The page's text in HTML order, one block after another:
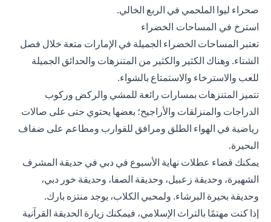
صحراء ليوا الملحمي في الربع الخالي.
استرخ في المساحات الخضراء
تعتبر المساحات الخضراء الجميلة في الإمارات متعة خلال فصل
الشتاء. وهناك الكثير والكثير من المتنزهات والحدائق الجميلة
للعب والاسترخاء والاستمتاع بالشواء.
تتميز المتنزهات بمسارات رائعة للمشي والركض وركوب
الدراجات والمنزلقات والأراجيح؛ بعضها يحتوي حتى على صالات
رياضية في الهواء الطلق ومرافق للقوارب ومطاعم على ضفاف
البحيرة.
يمكنك قضاء عطلات نهاية الأسبوع في دبي في حديقة المشرف
الشهيرة، وحديقة زعبيل، وحديقة الصفا، وحديقة خور دبي،
وحديقة بحيرة البرشاء. ولمحبي الكلاب، يوجد منتزه بارك.
إذا كنت مهتمًا بالتراث الإسلامي، فيمكنك زيارة الحديقة القرآنية